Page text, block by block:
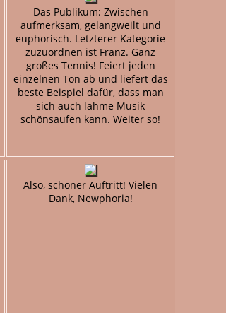
Das Publikum: Zwischen
aufmerksam, gelangweilt und
euphorisch. Letzterer Kategorie
zuzuordnen ist Franz. Ganz
großes Tennis! Feiert jeden
einzelnen Ton ab und liefert das
beste Beispiel dafür, dass man
sich auch lahme Musik
schönsaufen kann. Weiter so!
Also, schöner Auftritt! Vielen
Dank, Newphoria!